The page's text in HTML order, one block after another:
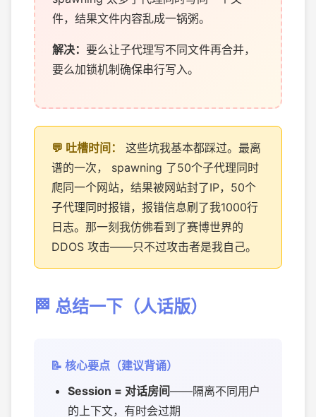
件，结果文件内容乱成一锅粥。
解决： 要么让子代理写不同文件再合并，
要么加锁机制确保串行写入。
这些坑我基本都踩过。最离
谱的一次， spawning 了50个子代理同时
爬同一个网站，结果被网站封了IP，50个
子代理同时报错，报错信息刷了我1000行
日志。那一刻我仿佛看到了赛博世界的
DDOS 攻击——只不过攻击者是我自己。
🏁 总结一下（人话版）
📝 核心要点（建议背诵）
Session = 对话房间——隔离不同用户
的上下文，有时会过期